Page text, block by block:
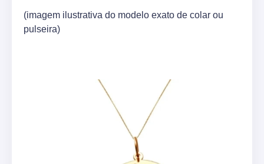
(imagem ilustrativa do modelo exato de colar ou
pulseira)